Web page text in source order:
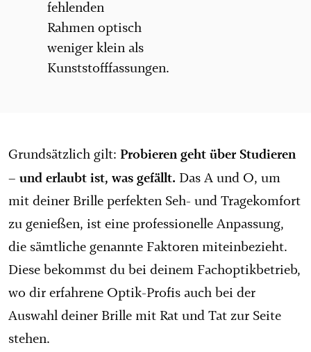
fehlenden
Rahmen optisch
weniger klein als
Kunststofffassungen.
Grundsätzlich gilt: Probieren geht über Studieren
– und erlaubt ist, was gefällt. Das A und O, um
mit deiner Brille perfekten Seh- und Tragekomfort
zu genießen, ist eine professionelle Anpassung,
die sämtliche genannte Faktoren miteinbezieht.
Diese bekommst du bei deinem Fachoptikbetrieb,
wo dir erfahrene Optik-Profis auch bei der
Auswahl deiner Brille mit Rat und Tat zur Seite
stehen.